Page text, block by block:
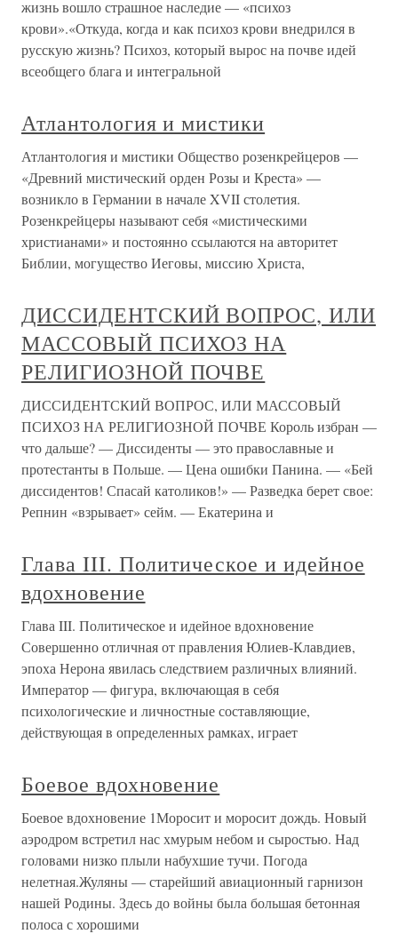
жизнь вошло страшное наследие — «психоз
крови».«Откуда, когда и как психоз крови внедрился в
русскую жизнь? Психоз, который вырос на почве идей
всеобщего блага и интегральной
Атлантология и мистики
Атлантология и мистики Общество розенкрейцеров —
«Древний мистический орден Розы и Креста» —
возникло в Германии в начале XVII столетия.
Розенкрейцеры называют себя «мистическими
христианами» и постоянно ссылаются на авторитет
Библии, могущество Иеговы, миссию Христа,
ДИССИДЕНТСКИЙ ВОПРОС, ИЛИ
МАССОВЫЙ ПСИХОЗ НА
РЕЛИГИОЗНОЙ ПОЧВЕ
ДИССИДЕНТСКИЙ ВОПРОС, ИЛИ МАССОВЫЙ
ПСИХОЗ НА РЕЛИГИОЗНОЙ ПОЧВЕ Король избран —
что дальше? — Диссиденты — это православные и
протестанты в Польше. — Цена ошибки Панина. — «Бей
диссидентов! Спасай католиков!» — Разведка берет свое:
Репнин «взрывает» сейм. — Екатерина и
Глава III. Политическое и идейное
вдохновение
Глава III. Политическое и идейное вдохновение
Совершенно отличная от правления Юлиев-Клавдиев,
эпоха Нерона явилась следствием различных влияний.
Император — фигура, включающая в себя
психологические и личностные составляющие,
действующая в определенных рамках, играет
Боевое вдохновение
Боевое вдохновение 1Моросит и моросит дождь. Новый
аэродром встретил нас хмурым небом и сыростью. Над
головами низко плыли набухшие тучи. Погода
нелетная.Жуляны — старейший авиационный гарнизон
нашей Родины. Здесь до войны была большая бетонная
полоса с хорошими